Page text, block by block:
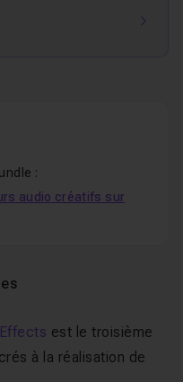
:
audio créatifs sur
est le troisième
à la réalisation de